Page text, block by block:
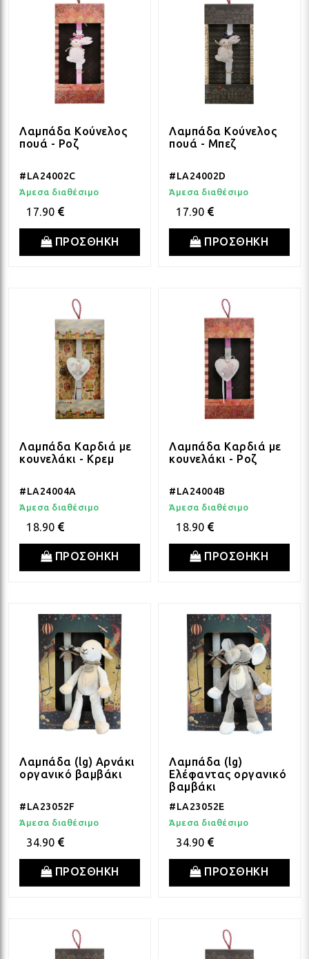
Λαμπάδα Κούνελος
πουά - Ροζ
#LA24002C
Άμεσα διαθέσιμο
17.90
ΠΡΟΣΘΗΚΗ
Λαμπάδα Κούνελος
πουά - Μπεζ
#LA24002D
Άμεσα διαθέσιμο
17.90
ΠΡΟΣΘΗΚΗ
Λαμπάδα Καρδιά με
κουνελάκι - Κρεμ
#LA24004A
Άμεσα διαθέσιμο
18.90
ΠΡΟΣΘΗΚΗ
Λαμπάδα Καρδιά με
κουνελάκι - Ροζ
#LA24004B
Άμεσα διαθέσιμο
18.90
ΠΡΟΣΘΗΚΗ
Λαμπάδα (lg) Αρνάκι
οργανικό βαμβάκι
#LA23052F
Άμεσα διαθέσιμο
34.90
ΠΡΟΣΘΗΚΗ
Λαμπάδα (lg)
Ελέφαντας οργανικό
βαμβάκι
#LA23052E
Άμεσα διαθέσιμο
34.90
ΠΡΟΣΘΗΚΗ